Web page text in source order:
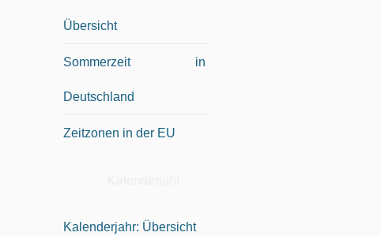
Übersicht
Sommerzeit in
Deutschland
Zeitzonen in der EU
Kalenderjahr: Übersicht